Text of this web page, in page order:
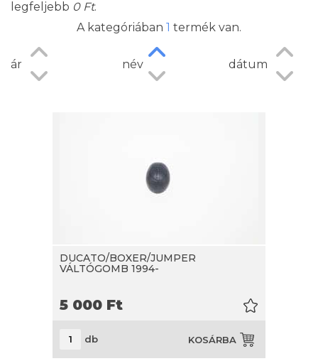
legfeljebb 0Ft.
A kategóriában 1 termék van.
ár név dátum
DUCATO/BOXER/JUMPER
VÁLTÓGOMB 1994-
5 000 Ft
db KOSÁRBA